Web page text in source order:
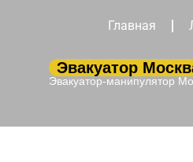
Главная
Эвакуатор
Эвакуатор-манипулятор